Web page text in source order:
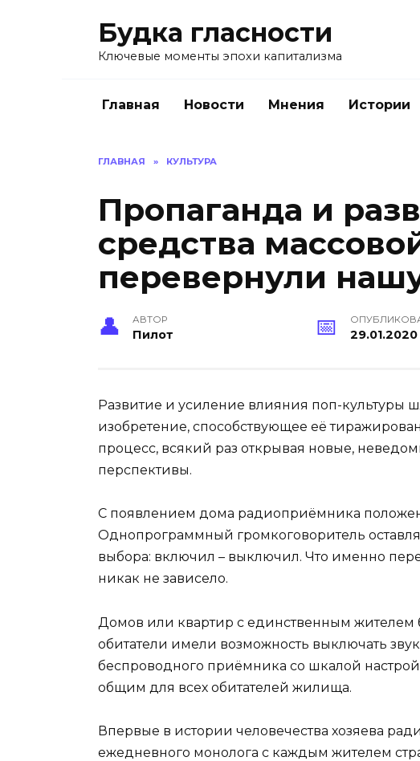
Будка гласности
Ключевые моменты эпохи капитализма
Главная Новости Мнения Истории
ГЛАВНАЯ » КУЛЬТУРА
Пропаганда и
средства
перевернули
АВТОР
Пилот 29.01.2020
Развитие и усиление влияния поп-культуры
изобретение, способствующее её
процесс, всякий раз открывая новые,
перспективы.
С появлением дома радиоприёмника
Однопрограммный громкоговоритель
выбора: включил – выключил. Что именно
никак не зависело.
Домов или квартир с единственным жителем
обитатели имели возможность выключать
беспроводного приёмника со шкалой
общим для всех обитателей жилища.
Впервые в истории человечества хозяева
ежедневного монолога с каждым жителем